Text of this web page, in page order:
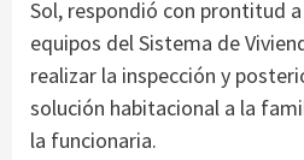
Sol, respondió con prontitud
equipos del Sistema de
realizar la inspección y
solución habitacional a la
la funcionaria.